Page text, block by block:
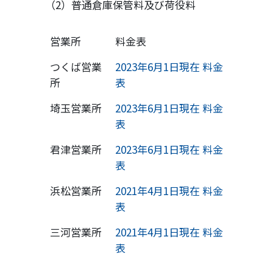
（2）普通倉庫保管料及び荷役料
営業所
料金表
つくば営業
所
2023年6月1日現在 料金
表
埼玉営業所
2023年6月1日現在 料金
表
君津営業所
2023年6月1日現在 料金
表
浜松営業所
2021年4月1日現在 料金
表
三河営業所
2021年4月1日現在 料金
表